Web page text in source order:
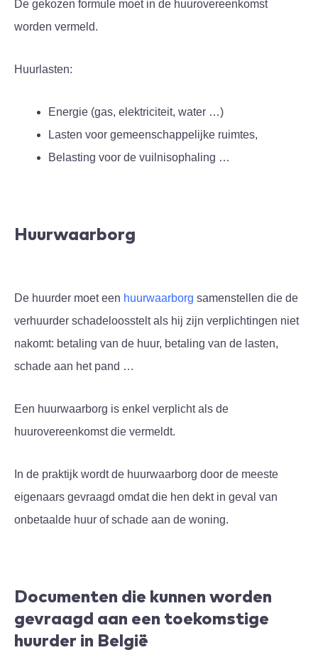
De gekozen formule moet in de huurovereenkomst
worden vermeld.
Huurlasten:
Energie (gas, elektriciteit, water …)
Lasten voor gemeenschappelijke ruimtes,
Belasting voor de vuilnisophaling …
Huurwaarborg
De huurder moet een huurwaarborg samenstellen die de
verhuurder schadeloosstelt als hij zijn verplichtingen niet
nakomt: betaling van de huur, betaling van de lasten,
schade aan het pand …
Een huurwaarborg is enkel verplicht als de
huurovereenkomst die vermeldt.
In de praktijk wordt de huurwaarborg door de meeste
eigenaars gevraagd omdat die hen dekt in geval van
onbetaalde huur of schade aan de woning.
Documenten die kunnen worden
gevraagd aan een toekomstige
huurder in België